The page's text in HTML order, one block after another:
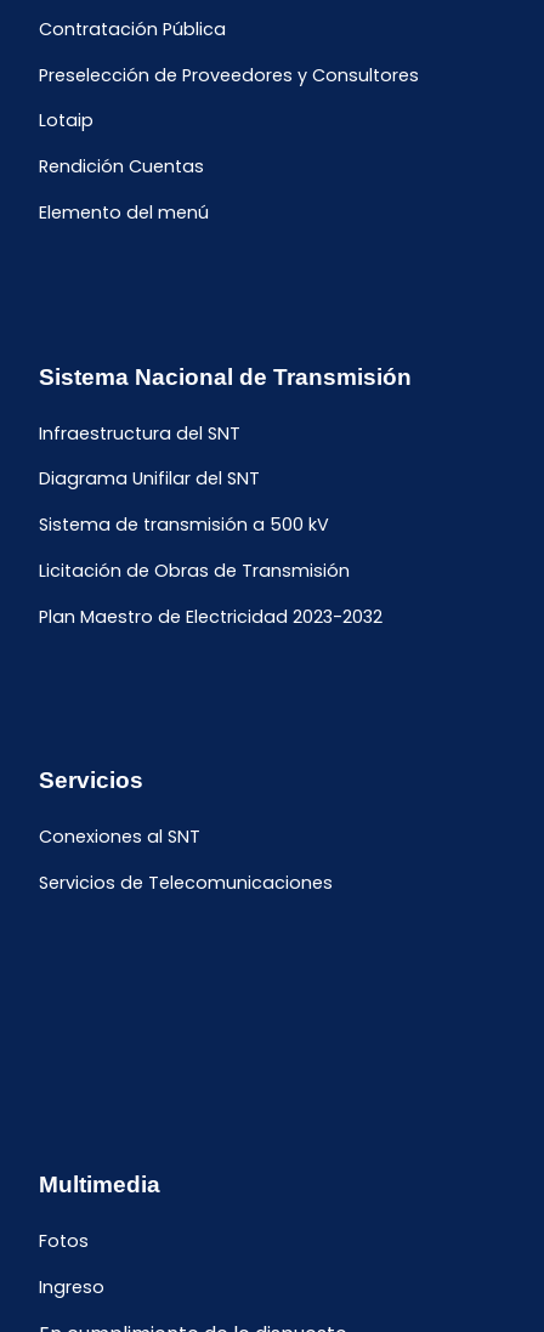
Contratación Pública
Preselección de Proveedores y Consultores
Lotaip
Rendición Cuentas
Elemento del menú
Sistema Nacional de Transmisión
Infraestructura del SNT
Diagrama Unifilar del SNT
Sistema de transmisión a 500 kV
Licitación de Obras de Transmisión
Plan Maestro de Electricidad 2023-2032
Servicios
Conexiones al SNT
Servicios de Telecomunicaciones
Multimedia
Fotos
Ingreso